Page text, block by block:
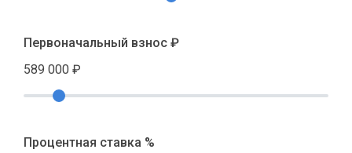
Первоначальный взнос ₽
589 000 ₽
Процентная ставка %